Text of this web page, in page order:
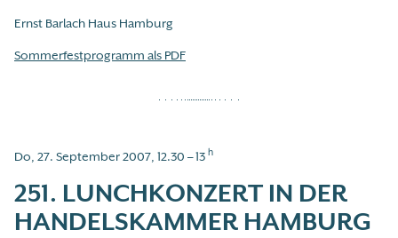
Ernst Barlach Haus Hamburg
Sommerfestprogramm als PDF
Do, 27. September 2007, 12.30 – 13 h
251. LUNCHKONZERT IN DER
HANDELSKAMMER HAMBURG